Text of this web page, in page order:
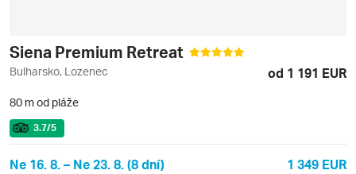
Siena Premium Retreat
Bulharsko, Lozenec od 1 191 EUR
80 m od pláže
3.7/5
Ne 16. 8. – Ne 23. 8. (8 dní) 1 349 EUR